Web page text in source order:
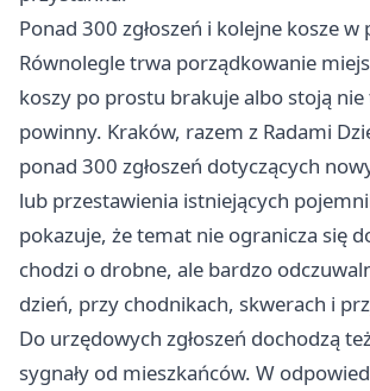
Ponad 300 zgłoszeń i kolejne kosze w
Równolegle trwa porządkowanie
koszy po prostu brakuje albo stoją
powinny. Kraków, razem z Radami
ponad 300 zgłoszeń dotyczących
lub przestawienia istniejących
pokazuje, że temat nie ogranicza się
chodzi o drobne, ale bardzo
dzień, przy chodnikach, skwerach i
Do urzędowych zgłoszeń dochodzą
sygnały od mieszkańców. W